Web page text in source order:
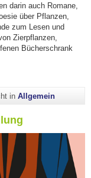
darin auch Romane,
über Pflanzen,
zum Lesen und
Zierpflanzen,
Bücherschrank
in Allgemein